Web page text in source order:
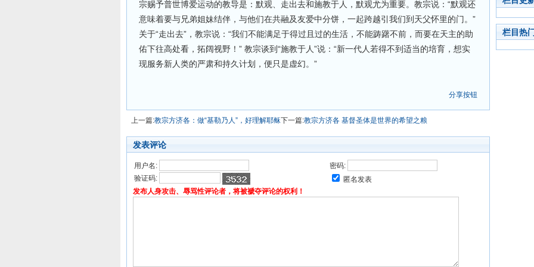
宗赐予普世博爱运动的教导是：默观、走出去和施教于人，默观尤为重要。教宗说：“默观还
意味着要与兄弟姐妹结伴，与他们在共融及友爱中分饼，一起跨越引我们到天父怀里的门。”
关于“走出去”，教宗说：“我们不能满足于得过且过的生活，不能踌躇不前，而要在天主的助
佑下往高处看，拓阔视野！” 教宗谈到“施教于人”说：“新一代人若得不到适当的培育，想实
现服务新人类的严肃和持久计划，便只是虚幻。”
分享按钮
上一篇:教宗方济各：做“基勒乃人”，好理解耶稣下一篇:教宗方济各 基督圣体是世界的希望之粮
发表评论
用户名:
密码:
验证码:
匿名发表
发布人身攻击、辱骂性评论者，将被褫夺评论的权利！
栏目热